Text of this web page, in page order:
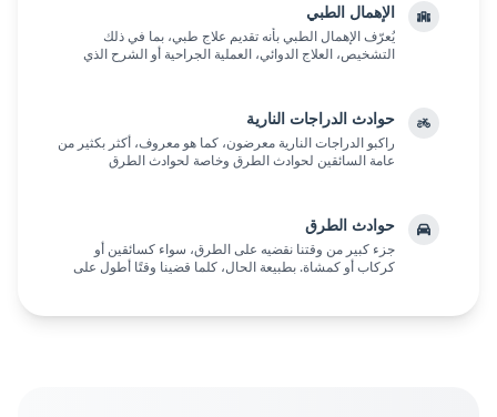
الإهمال الطبي
يُعرّف الإهمال الطبي بأنه تقديم علاج طبي، بما في ذلك
التشخيص، العلاج الدوائي، العملية الجراحية أو الشرح الذي
حوادث الدراجات النارية
راكبو الدراجات النارية معرضون، كما هو معروف، أكثر بكثير من
عامة السائقين لحوادث الطرق وخاصة لحوادث الطرق
حوادث الطرق
جزء كبير من وقتنا نقضيه على الطرق، سواء كسائقين أو
كركاب أو كمشاة. بطبيعة الحال، كلما قضينا وقتًا أطول على